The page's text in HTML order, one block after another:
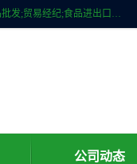
广州维圣橄榄油有限公司成立于2013年，注册地位于广州市白云区。经营范围包括饲料原料销售;畜牧渔业饲料销售;化妆品批发;贸易经纪;食品进出口等，主要产品有：橄榄果渣油，橄榄油，纯橄榄油等。
公司动态